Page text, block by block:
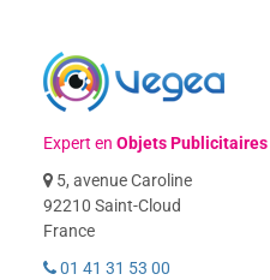
Expert enObjets Publicitaires
5, avenue Caroline
92210 Saint-Cloud
France
01 41 31 53 00